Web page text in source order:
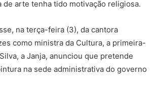
de arte tenha tido motivação religiosa.
na terça-feira (3), da cantora
como ministra da Cultura, a primeira-
a Janja, anunciou que pretende
na sede administrativa do governo